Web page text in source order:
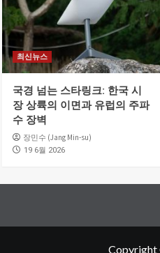
최신뉴스
국경 넘는 스타링크: 한국 시
장 상륙의 이면과 유럽의 주파
수 장벽
장민수 (Jang Min-su)
19 6월 2026
Copyright